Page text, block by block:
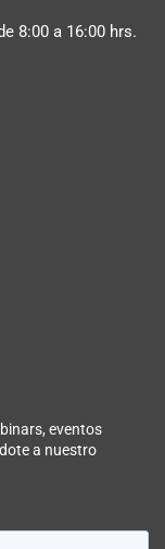
8:00 a 16:00 hrs.
eventos
a nuestro